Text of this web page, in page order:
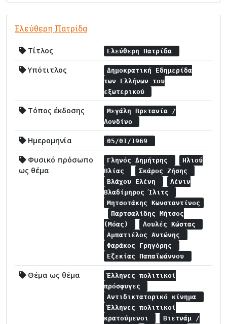
Ελεύθερη Πατρίδα
Τίτλος Ελεύθερη Πατρίδα
Υπότιτλος
Δημοκρατική Εδημερίδα
των Ελλήνων του
εξωτερικού
Τόπος έκδοσης
Μεγάλη Βρετανία /
Λονδίνο
Ημερομηνία 05/01/1969
Φυσικό πρόσωπο
ως θέμα
Γληνός Δημήτρης
Ηλιού
Ηλίας
Σκάρος Ζήσης
Βλάχου Ελένη
Λένιν
Βλαδίμηρος Ίλιτς
Μητσοτάκης Κωνσταντίνος
Παρτσαλίδης Μήτσος
(Μόας)
Λουλές Κώστας
Αμπατιέλος Αντώνης
Φαράκος Γρηγόρης
Εζεκίας Παπαϊωάννου
Θέμα ως θέμα
Έλληνες πολιτικοί
πρόσφυγες
Αντιδικτατορικό κίνημα
Έλληνες πολιτικοί
κρατούμενοι
Βιετνάμ /